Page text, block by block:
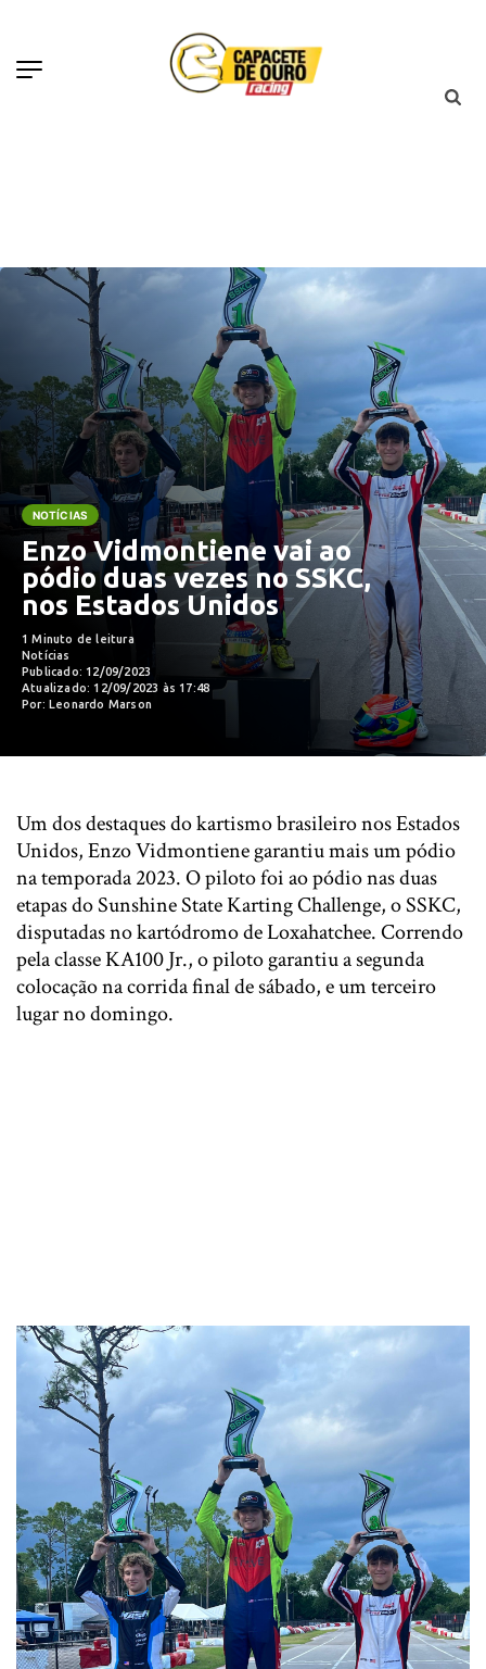
NOTÍCIAS
Enzo Vidmontiene vai ao
pódio duas vezes no SSKC,
nos Estados Unidos
1 Minuto de leitura
Notícias
Publicado: 12/09/2023
Atualizado: 12/09/2023 às 17:48
Por: Leonardo Marson
Um dos destaques do kartismo brasileiro nos Estados
Unidos, Enzo Vidmontiene garantiu mais um pódio
na temporada 2023. O piloto foi ao pódio nas duas
etapas do Sunshine State Karting Challenge, o SSKC,
disputadas no kartódromo de Loxahatchee. Correndo
pela classe KA100 Jr., o piloto garantiu a segunda
colocação na corrida final de sábado, e um terceiro
lugar no domingo.